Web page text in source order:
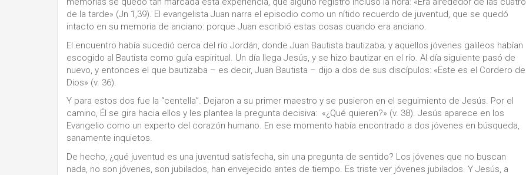
de la tarde» (Jn 1,39). El evangelista Juan narra el episodio como un nítido recuerdo de juventud, que se quedó
intacto en su memoria de anciano: porque Juan escribió estas cosas cuando era anciano.
El encuentro había sucedió cerca del río Jordán, donde Juan Bautista bautizaba; y aquellos jóvenes galileos habían
escogido al Bautista como guía espiritual. Un día llega Jesús, y se hizo bautizar en el río. Al día siguiente pasó de
nuevo, y entonces el que bautizaba – es decir, Juan Bautista – dijo a dos de sus discípulos: «Este es el Cordero de
Dios» (v. 36).
Y para estos dos fue la “centella”. Dejaron a su primer maestro y se pusieron en el seguimiento de Jesús. Por el
camino, Él se gira hacia ellos y les plantea la pregunta decisiva: «¿Qué quieren?» (v. 38). Jesús aparece en los
Evangelio como un experto del corazón humano. En ese momento había encontrado a dos jóvenes en búsqueda,
sanamente inquietos.
De hecho, ¿qué juventud es una juventud satisfecha, sin una pregunta de sentido? Los jóvenes que no buscan
nada, no son jóvenes, son jubilados, han envejecido antes de tiempo. Es triste ver jóvenes jubilados. Y Jesús, a